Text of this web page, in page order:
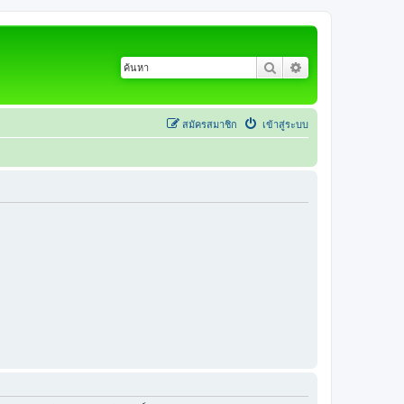
ค้นหา
เข้าสู่ระบบ
สมัครสมาชิก